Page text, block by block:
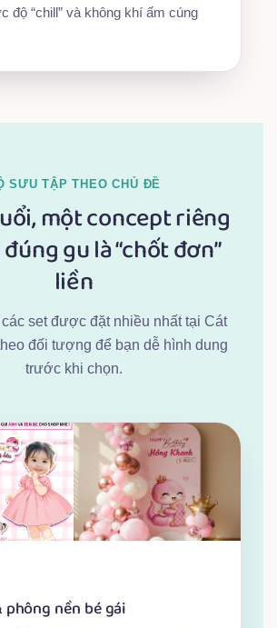
độ “chill” và không khí ấm cúng
SƯU TẬP THEO CHỦ ĐỀ
một concept riêng
gu là “chốt đơn”
liền
set được đặt nhiều nhất tại Cát
đối tượng để bạn dễ hình dung
trước khi chọn.
phông nền bé gái